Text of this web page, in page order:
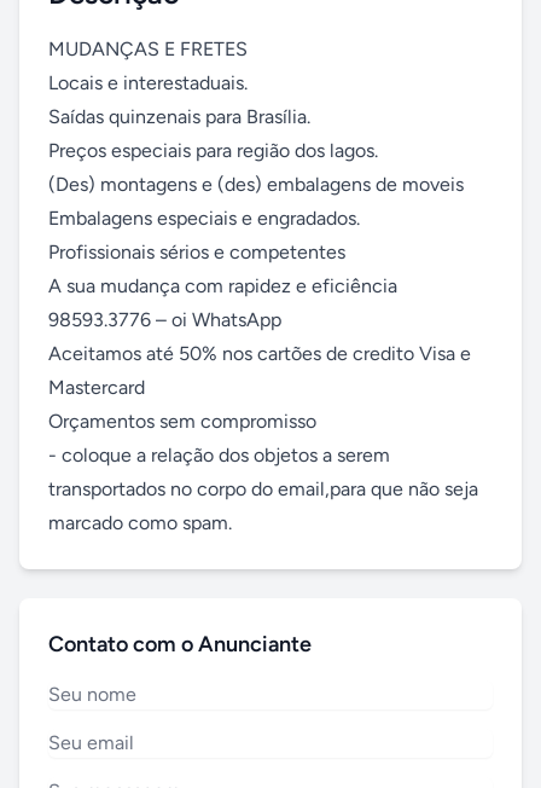
MUDANÇAS E FRETES
Locais e interestaduais.
Saídas quinzenais para Brasília.
Preços especiais para região dos lagos.
(Des) montagens e (des) embalagens de moveis
Embalagens especiais e engradados.
Profissionais sérios e competentes
A sua mudança com rapidez e eficiência
98593.3776 – oi WhatsApp
Aceitamos até 50% nos cartões de credito Visa e
Mastercard
Orçamentos sem compromisso
- coloque a relação dos objetos a serem
transportados no corpo do email,para que não seja
marcado como spam.
Contato com o Anunciante